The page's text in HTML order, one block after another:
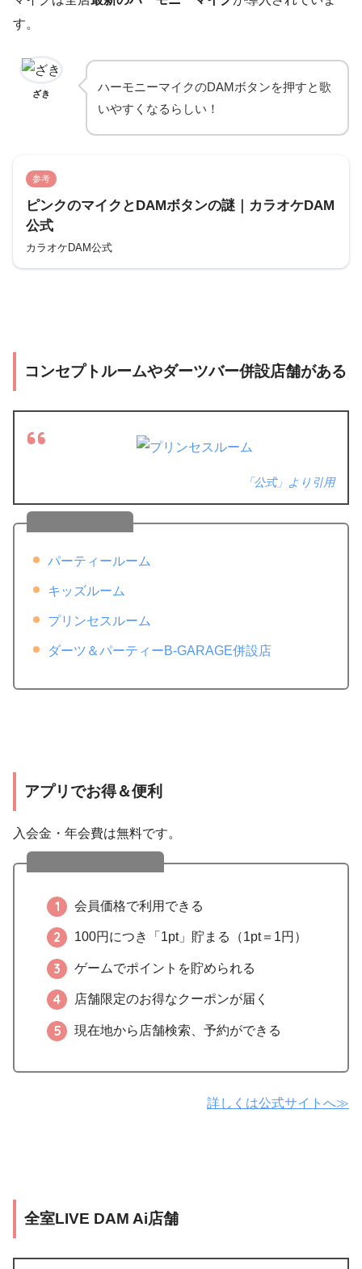
す。
ざき
ハーモニーマイクのDAMボタンを押すと歌
いやすくなるらしい！
参考
ピンクのマイクとDAMボタンの謎｜カラオケDAM
公式
カラオケDAM公式
コンセプトルームやダーツバー併設店舗がある
「公式」より引用
パーティールーム
キッズルーム
プリンセスルーム
ダーツ＆パーティーB-GARAGE併設店
アプリでお得＆便利
入会金・年会費は無料です。
会員価格で利用できる
100円につき「1pt」貯まる（1pt＝1円）
ゲームでポイントを貯められる
店舗限定のお得なクーポンが届く
現在地から店舗検索、予約ができる
詳しくは公式サイトへ≫
全室LIVE DAM Ai店舗